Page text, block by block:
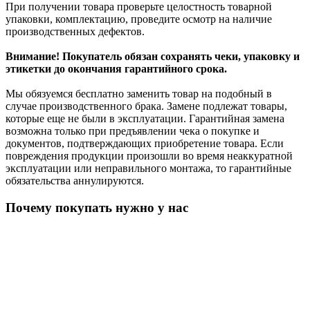
При получении товара проверьте целостность товарной
упаковки, комплектацию, проведите осмотр на наличие
производственных дефектов.
Внимание! Покупатель обязан сохранять чеки, упаковку и
этикетки до окончания гарантийного срока.
Мы обязуемся бесплатно заменить товар на подобный в
случае производственного брака. Замене подлежат товары,
которые еще не были в эксплуатации. Гарантийная замена
возможна только при предъявлении чека о покупке и
документов, подтверждающих приобретение товара. Если
повреждения продукции произошли во время неаккуратной
эксплуатации или неправильного монтажа, то гарантийные
обязательства аннулируются.
Почему покупать нужно у нас